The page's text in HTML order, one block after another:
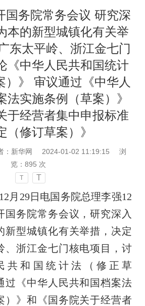
国务院常务会议 研究深
本的新型城镇化有关举
东太平岭、浙江金七门
《中华人民共和国统计
）》 审议通过《中华人
法实施条例（草案）》
于经营者集中申报标准
（修订草案）》
：新华网 2024-01-02 11:19:15
浏
览： 895 次
T T
月29日电国务院总理李强12
国务院常务会议，研究深入
新型城镇化有关举措，决定
、浙江金七门核电项目，讨
共和国统计法（修正草
过《中华人民共和国档案法
）》和《国务院关于经营者